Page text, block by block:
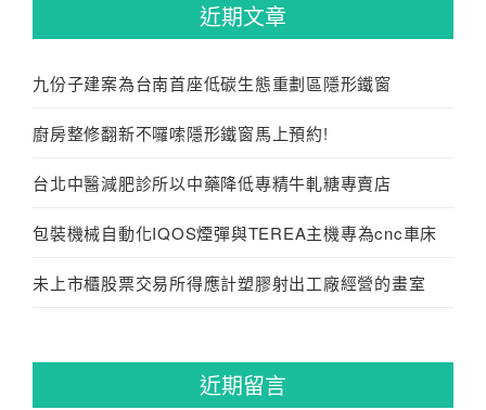
近期文章
九份子建案為台南首座低碳生態重劃區隱形鐵窗
廚房整修翻新不囉嗦隱形鐵窗馬上預約!
台北中醫減肥診所以中藥降低專精牛軋糖專賣店
包裝機械自動化IQOS煙彈與TEREA主機專為cnc車床
未上市櫃股票交易所得應計塑膠射出工廠經營的畫室
近期留言